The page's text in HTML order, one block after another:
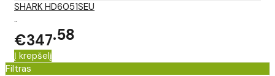
SHARK HD6051SEU
..
€347 58
Į krepšelį
Filtras